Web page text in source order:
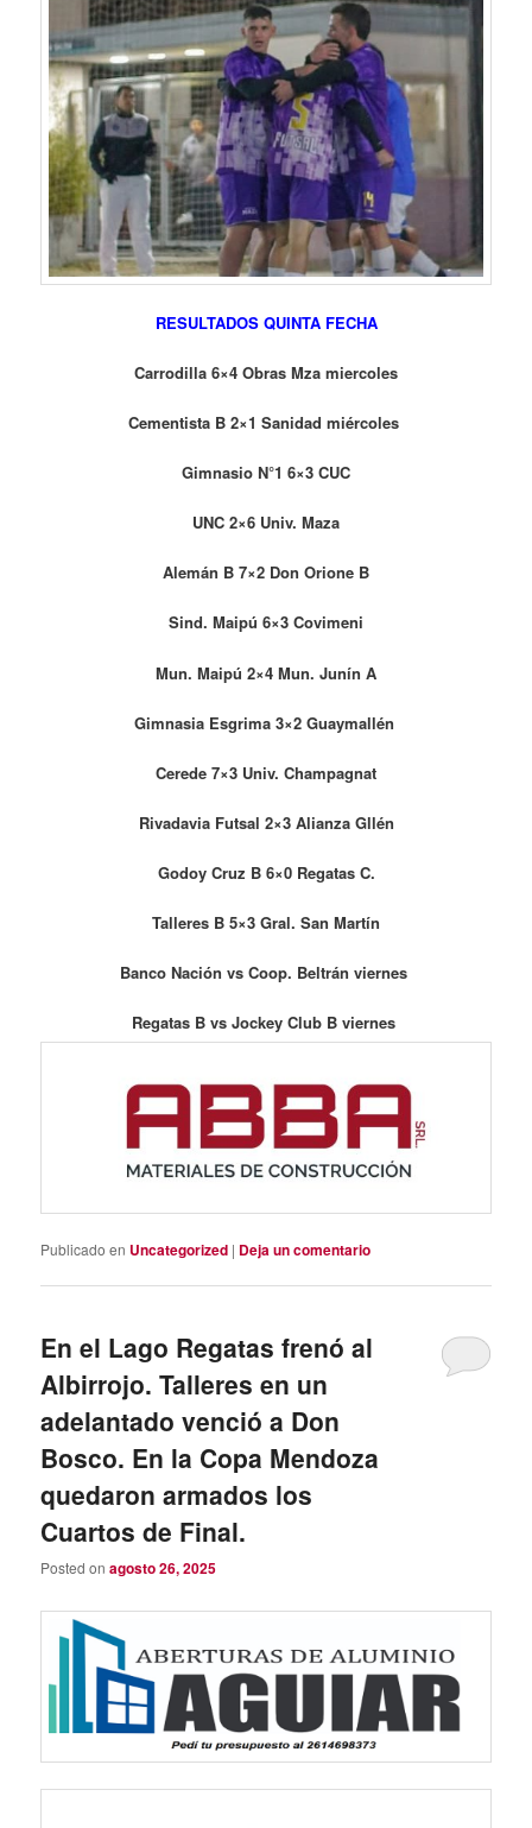
RESULTADOS QUINTA FECHA
Carrodilla 6×4 Obras Mza miercoles
Cementista B 2×1 Sanidad miércoles
Gimnasio N°1 6×3 CUC
UNC 2×6 Univ. Maza
Alemán B 7×2 Don Orione B
Sind. Maipú 6×3 Covimeni
Mun. Maipú 2×4 Mun. Junín A
Gimnasia Esgrima 3×2 Guaymallén
Cerede 7×3 Univ. Champagnat
Rivadavia Futsal 2×3 Alianza Gllén
Godoy Cruz B 6×0 Regatas C.
Talleres B 5×3 Gral. San Martín
Banco Nación vs Coop. Beltrán viernes
Regatas B vs Jockey Club B viernes
Publicado en Uncategorized | Deja un comentario
En el Lago Regatas frenó al
Albirrojo. Talleres en un
adelantado venció a Don
Bosco. En la Copa Mendoza
quedaron armados los
Cuartos de Final.
Posted onagosto 26, 2025